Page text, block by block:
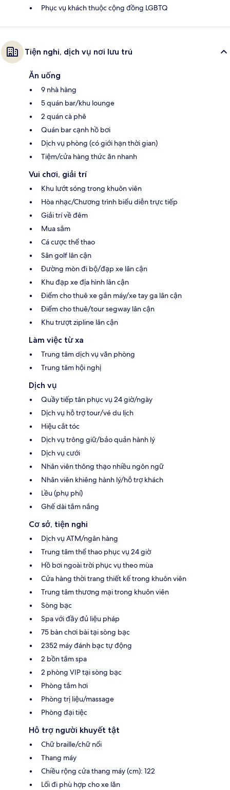
Phục vụ khách thuộc cộng đồng LGBTQ
Tiện nghi, dịch vụ nơi lưu trú
Ăn uống
9 nhà hàng
5 quán bar/khu lounge
2 quán cà phê
Quán bar cạnh hồ bơi
Dịch vụ phòng (có giới hạn thời gian)
Tiệm/cửa hàng thức ăn nhanh
Vui chơi, giải trí
Khu lướt sóng trong khuôn viên
Hòa nhạc/Chương trình biểu diễn trực tiếp
Giải trí về đêm
Mua sắm
Cá cược thể thao
Sân golf lân cận
Đường mòn đi bộ/đạp xe lân cận
Khu đạp xe địa hình lân cận
Điểm cho thuê xe gắn máy/xe tay ga lân cận
Điểm cho thuê/tour segway lân cận
Khu trượt zipline lân cận
Làm việc từ xa
Trung tâm dịch vụ văn phòng
Trung tâm hội nghị
Dịch vụ
Quầy tiếp tân phục vụ 24 giờ/ngày
Dịch vụ hỗ trợ tour/vé du lịch
Hiệu cắt tóc
Dịch vụ trông giữ/bảo quản hành lý
Dịch vụ cưới
Nhân viên thông thạo nhiều ngôn ngữ
Nhân viên khiêng hành lý/hỗ trợ khách
Lều (phụ phí)
Ghế dài tắm nắng
Cơ sở, tiện nghi
Dịch vụ ATM/ngân hàng
Trung tâm thể thao phục vụ 24 giờ
Hồ bơi ngoài trời phục vụ theo mùa
Cửa hàng thời trang thiết kế trong khuôn viên
Trung tâm thương mại trong khuôn viên
Sòng bạc
Spa với đầy đủ liệu pháp
75 bàn chơi bài tại sòng bạc
2352 máy đánh bạc tự động
2 bồn tắm spa
2 phòng VIP tại sòng bạc
Phòng tắm hơi
Phòng trị liệu/massage
Phòng đại tiệc
Hỗ trợ người khuyết tật
Chữ braille/chữ nổi
Thang máy
Chiều rộng cửa thang máy (cm): 122
Lối đi phù hợp cho xe lăn